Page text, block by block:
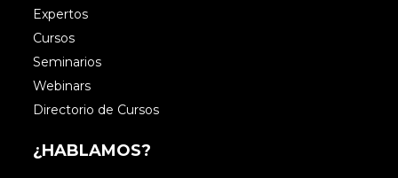
Expertos
Cursos
Seminarios
Webinars
Directorio de Cursos
¿HABLAMOS?